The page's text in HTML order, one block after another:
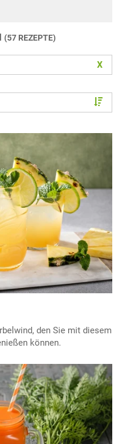
(57 REZEPTE)
X
den Sie mit diesem
können.